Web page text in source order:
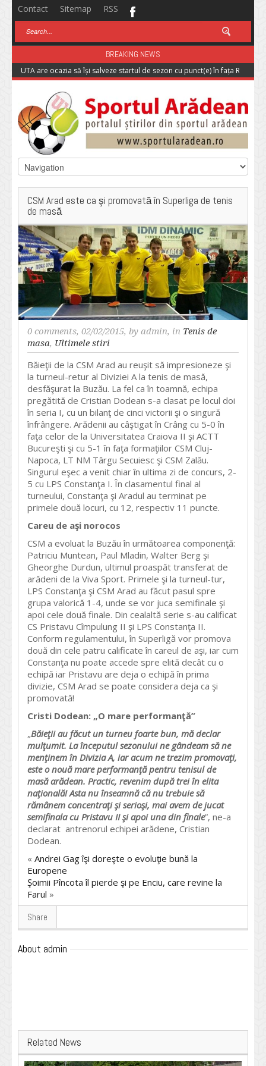
Contact Sitemap RSS
BREAKING NEWS
UTA are ocazia să își salveze startul de sezon cu punct(e) în fața
CSM Arad este ca şi promovată în Superliga de tenis
de masă
0 comments, 02/02/2015, by admin, in Tenis de
masa, Ultimele stiri
Băieţii de la CSM Arad au reuşit să impresioneze şi
la turneul-retur al Diviziei A la tenis de masă,
desfăşurat la Buzău. La fel ca în toamnă, echipa
pregătită de Cristian Dodean s-a clasat pe locul doi
în seria I, cu un bilanţ de cinci victorii şi o singură
înfrângere. Arădenii au câştigat în Crâng cu 5-0 în
faţa celor de la Universitatea Craiova II şi ACTT
Bucureşti şi cu 5-1 în faţa formaţiilor CSM Cluj-
Napoca, LT NM Târgu Secuiesc şi CSM Zalău.
Singurul eşec a venit chiar în ultima zi de concurs, 2-
5 cu LPS Constanţa I. În clasamentul final al
turneului, Constanţa şi Aradul au terminat pe
primele două locuri, cu 12, respectiv 11 puncte.
Careu de aşi norocos
CSM a evoluat la Buzău în următoarea componenţă:
Patriciu Muntean, Paul Mladin, Walter Berg şi
Gheorghe Durdun, ultimul proaspăt transferat de
arădeni de la Viva Sport. Primele şi la turneul-tur,
LPS Constanţa şi CSM Arad au făcut pasul spre
grupa valorică 1-4, unde se vor juca semifinale şi
apoi cele două finale. Din cealaltă serie s-au calificat
CS Pristavu Cîmpulung II şi LPS Constanţa II.
Conform regulamentului, în Superligă vor promova
două din cele patru calificate în careul de aşi, iar cum
Constanţa nu poate accede spre elită decât cu o
echipă iar Pristavu are deja o echipă în prima
divizie, CSM Arad se poate considera deja ca şi
promovată!
Cristi Dodean: „O mare performanţă”
„Băieţii au făcut un turneu foarte bun, mă declar
mulţumit. La începutul sezonului ne gândeam să ne
menţinem în Divizia A, iar acum ne trezim promovaţi,
este o nouă mare performanţă pentru tenisul de
masă arădean. Practic, revenim după trei în elita
naţională! Asta nu înseamnă că nu trebuie să
rămânem concentraţi şi serioşi, mai avem de jucat
semifinala cu Pristavu II şi apoi una din finale”, ne-a
declarat antrenorul echipei arădene, Cristian
Dodean.
« Andrei Gag îşi doreşte o evoluţie bună la
Europene
Şoimii Pîncota îl pierde şi pe Enciu, care revine la
Farul »
Share
About admin
Related News